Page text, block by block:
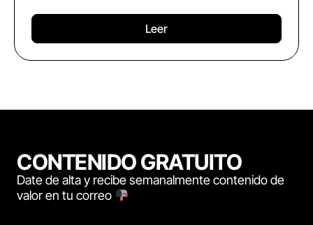
Leer
CONTENIDO GRATUITO
Date de alta y recibe semanalmente contenido de
valor en tu correo